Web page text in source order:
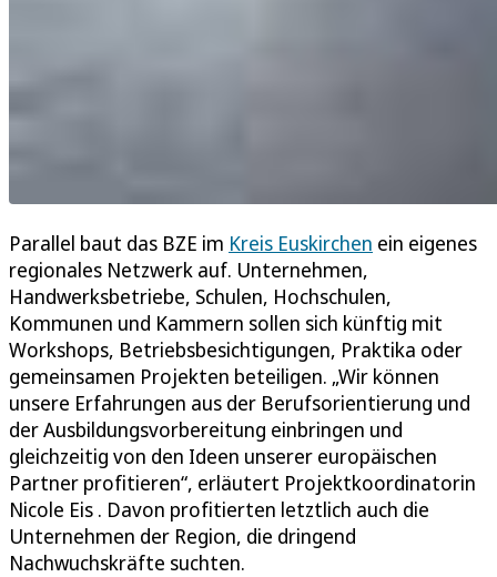
Parallel baut das BZE im Kreis Euskirchen ein eigenes
regionales Netzwerk auf. Unternehmen,
Handwerksbetriebe, Schulen, Hochschulen,
Kommunen und Kammern sollen sich künftig mit
Workshops, Betriebsbesichtigungen, Praktika oder
gemeinsamen Projekten beteiligen. „Wir können
unsere Erfahrungen aus der Berufsorientierung und
der Ausbildungsvorbereitung einbringen und
gleichzeitig von den Ideen unserer europäischen
Partner profitieren“, erläutert Projektkoordinatorin
Nicole Eis . Davon profitierten letztlich auch die
Unternehmen der Region, die dringend
Nachwuchskräfte suchten.